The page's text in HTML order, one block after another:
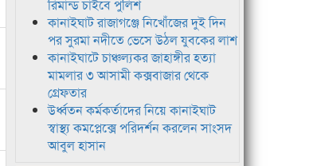
রিমান্ড চাইবে পুলিশ
কানাইঘাট রাজাগঞ্জে নিখোঁজের দুই দিন
পর সুরমা নদীতে ভেসে উঠল যুবকের লাশ
কানাইঘাটে চাঞ্চল্যকর জাহাঙ্গীর হত্যা
মামলার ৩ আসামী কক্সবাজার থেকে
গ্রেফতার
উর্ধ্বতন কর্মকর্তাদের নিয়ে কানাইঘাট
স্বাস্থ্য কমপ্লেক্সে পরিদর্শন করলেন সাংসদ
আবুল হাসান